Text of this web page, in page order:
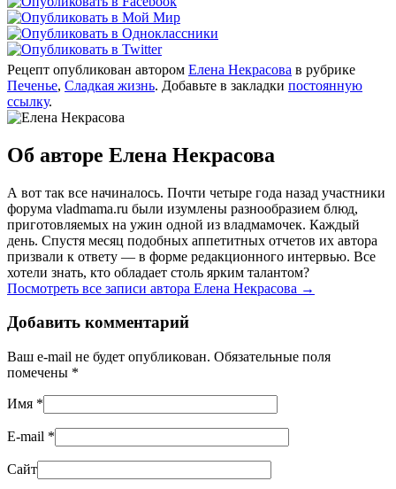
Рецепт опубликован автором Елена Некрасова в рубрике
Печенье, Сладкая жизнь. Добавьте в закладки постоянную
ссылку.
Об авторе Елена Некрасова
А вот так все начиналось. Почти четыре года назад участники
форума vladmama.ru были изумлены разнообразием блюд,
приготовляемых на ужин одной из владмамочек. Каждый
день. Спустя месяц подобных аппетитных отчетов их автора
призвали к ответу — в форме редакционного интервью. Все
хотели знать, кто обладает столь ярким талантом?
Посмотреть все записи автора Елена Некрасова →
Добавить комментарий
Ваш e-mail не будет опубликован. Обязательные поля
помечены *
Имя *
E-mail *
Сайт